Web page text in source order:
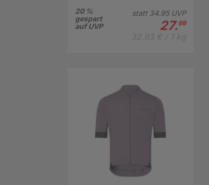
20 %
gespart
auf UVP
statt 34.95UVP
27.99